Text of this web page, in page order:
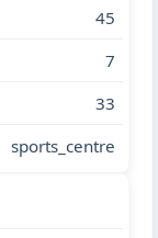
45
7
33
sports_centre